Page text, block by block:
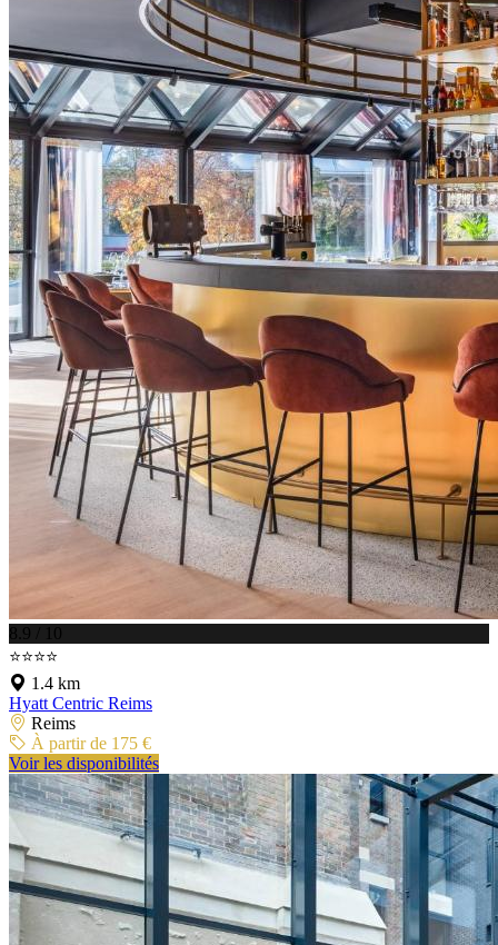
8.9 / 10
⭐⭐⭐⭐
1.4 km
Hyatt Centric Reims
Reims
À partir de 175 €
Voir les disponibilités